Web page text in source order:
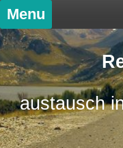
Skip
content
Menu
austausch